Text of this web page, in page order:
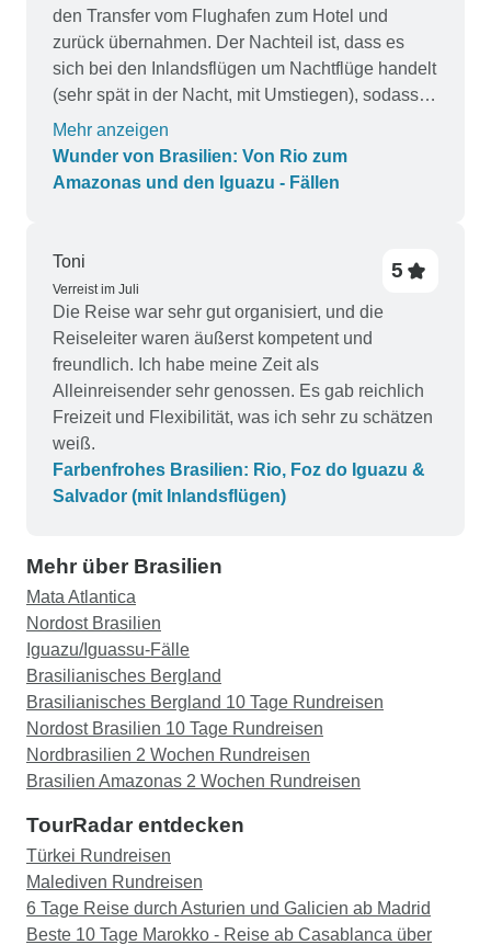
den Transfer vom Flughafen zum Hotel und
zurück übernahmen. Der Nachteil ist, dass es
sich bei den Inlandsflügen um Nachtflüge handelt
(sehr spät in der Nacht, mit Umstiegen), sodass
Ihr Schlaf durch jeden einzelnen Flug stark
unterbrochen wird und Sie am nächsten Tag
müde sind. Wenn es einen Direktflug gibt, findet
tagsüber anzubieten. Ich würde daher empfehlen,
auf einen besseren Flugplan zu bestehen. Wer
möchte schon um 1 Uhr nachts mit einem
mehrstündigen Zwischenstopp fliegen?
Mehr anzeigen
Wunder von Brasilien: Von Rio zum
Amazonas und den Iguazu - Fällen
Toni
Verreist im Juli
5
Die Reise war sehr gut organisiert, und die
Reiseleiter waren äußerst kompetent und
freundlich. Ich habe meine Zeit als
Alleinreisender sehr genossen. Es gab reichlich
Freizeit und Flexibilität, was ich sehr zu schätzen
weiß.
Farbenfrohes Brasilien: Rio, Foz do Iguazu &
Salvador (mit Inlandsflügen)
Mehr über Brasilien
Mata Atlantica
Nordost Brasilien
Iguazu/Iguassu-Fälle
Brasilianisches Bergland
Brasilianisches Bergland 10 Tage Rundreisen
Nordost Brasilien 10 Tage Rundreisen
Nordbrasilien 2 Wochen Rundreisen
Brasilien Amazonas 2 Wochen Rundreisen
TourRadar entdecken
Türkei Rundreisen
Malediven Rundreisen
6 Tage Reise durch Asturien und Galicien ab Madrid
Beste 10 Tage Marokko - Reise ab Casablanca über